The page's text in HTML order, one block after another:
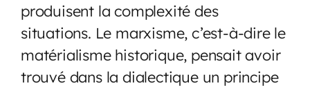
produisent la complexité des
situations. Le marxisme, c’est-à-dire le
matérialisme historique, pensait avoir
trouvé dans la dialectique un principe